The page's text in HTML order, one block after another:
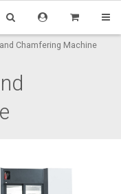
Chamfering Machine